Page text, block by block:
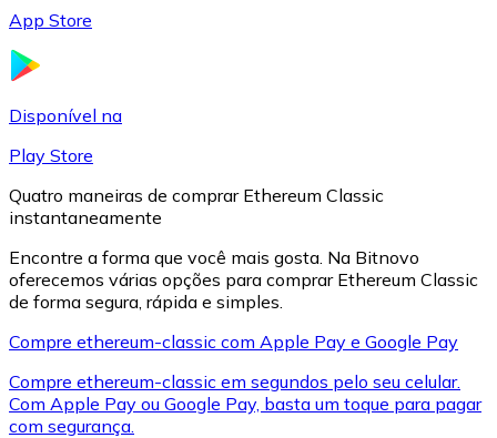
XRP
App Store
Disponível na
Play Store
Quatro maneiras de comprar Ethereum Classic
instantaneamente
Encontre a forma que você mais gosta. Na Bitnovo
oferecemos várias opções para comprar Ethereum Classic
de forma segura, rápida e simples.
Compre ethereum-classic com Apple Pay e Google Pay
Compre ethereum-classic em segundos pelo seu celular.
Com Apple Pay ou Google Pay, basta um toque para pagar
com segurança.